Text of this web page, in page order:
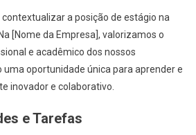
Talentosos
a posição de estágio na
[Nome da Empresa], valorizamos o
e acadêmico dos nossos
oportunidade única para aprender e
inovador e colaborativo.
e Tarefas